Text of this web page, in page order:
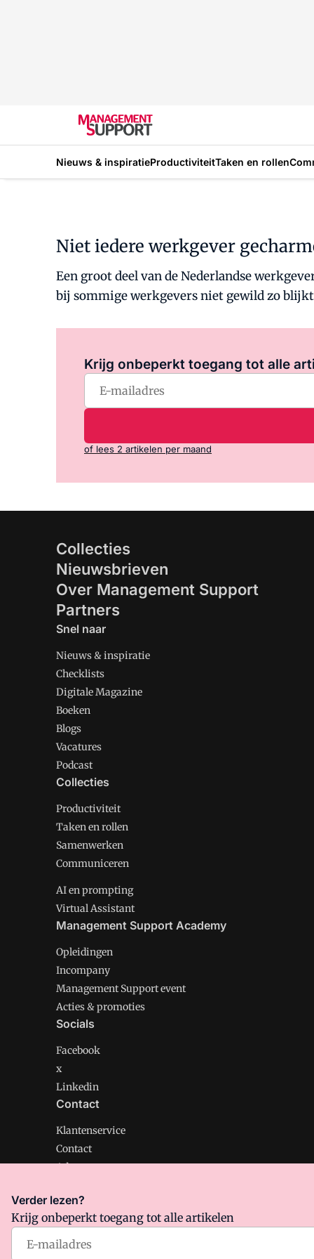
Nieuws & inspiratieProductiviteitTaken en rollen
Niet iedere werkgever
Een groot deel van de Nederlandse
bij sommige werkgevers niet gewild zo
Krijg onbeperkt toegang tot alle
of lees 2 artikelen per maand
Collecties
Nieuwsbrieven
Over Management Support
Partners
Snel naar
Nieuws & inspiratie
Checklists
Digitale Magazine
Boeken
Blogs
Vacatures
Podcast
Collecties
Productiviteit
Taken en rollen
Samenwerken
Communiceren
AI en prompting
Virtual Assistant
Management Support Academy
Opleidingen
Incompany
Management Support event
Acties & promoties
Socials
Facebook
x
Linkedin
Contact
Klantenservice
Contact
Adverteren
Management Support is onderdeel van VMN media.
Algemene Voorwaarden
Verder lezen?
Krijg onbeperkt toegang tot alle artikelen